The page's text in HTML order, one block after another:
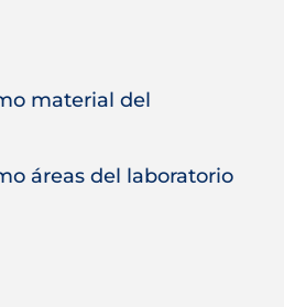
material del
áreas del laboratorio